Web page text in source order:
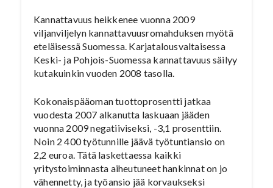
Kannattavuus heikkenee vuonna 2009
viljanviljelyn kannattavuusromahduksen myötä
eteläisessä Suomessa. Karjatalousvaltaisessa
Keski- ja Pohjois-Suomessa kannattavuus säilyy
kutakuinkin vuoden 2008 tasolla.
Kokonaispääoman tuottoprosentti jatkaa
vuodesta 2007 alkanutta laskuaan jääden
vuonna 2009 negatiiviseksi, -3,1 prosenttiin.
Noin 2 400 työtunnille jäävä työtuntiansio on
2,2 euroa. Tätä laskettaessa kaikki
yritystoiminnasta aiheutuneet hankinnat on jo
vähennetty, ja työansio jää korvaukseksi